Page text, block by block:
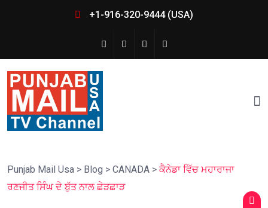
+1-916-320-9444 (USA)
Punjab Mail Usa > Blog > CANADA > ਕੈਨੇਡਾ ਵਿੱਚ ਮਹਾਰਾਜਾ
ਰਣਜੀਤ ਸਿੰਘ ਦੇ ਬੁੱਤ ਨਾਲ ਛੇੜਛਾੜ